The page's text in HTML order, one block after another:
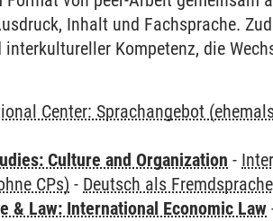
Inhalt und Fachsprache.
Kompetenz, die
Center: Sprachangebot
Culture and Organization -
CPs) - Deutsch als
& Law: International Economic Law